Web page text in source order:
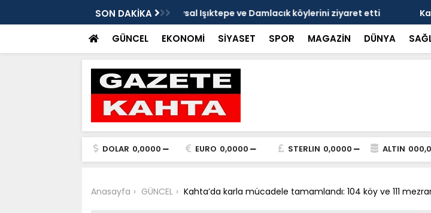
SON DAKİKA
Damlacık köylerini ziyaret etti Kaymakam Soysal gençlerle bir araya geldi
GÜNCEL EKONOMİ SİYASET SPOR MAGAZİN DÜNYA
DOLAR 0,0000 EURO 0,0000 STERLIN 0,0000 ALTIN
Anasayfa GÜNCEL Kahta’da karla mücadele tamamlandı: 104 köy ve 111